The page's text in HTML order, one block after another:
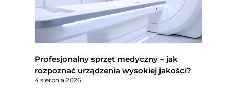
Profesjonalny sprzęt medyczny – jak
rozpoznać urządzenia wysokiej jakości?
4 sierpnia 2026